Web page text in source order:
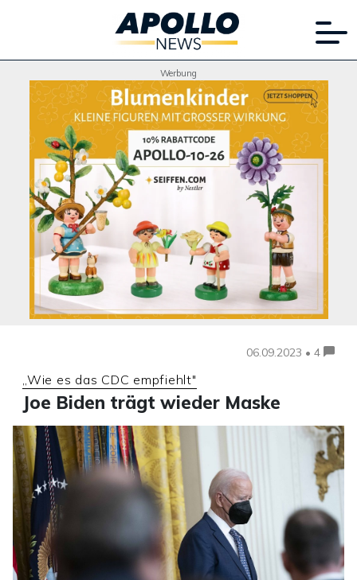
Werbung
06.09.2023 • 4
„Wie es das CDC empfiehlt"
Joe Biden trägt wieder Maske